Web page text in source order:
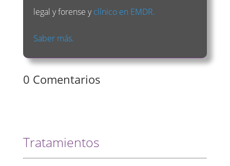
legal y forense yclínico en EMDR.
Saber más.
0 Comentarios
Tratamientos